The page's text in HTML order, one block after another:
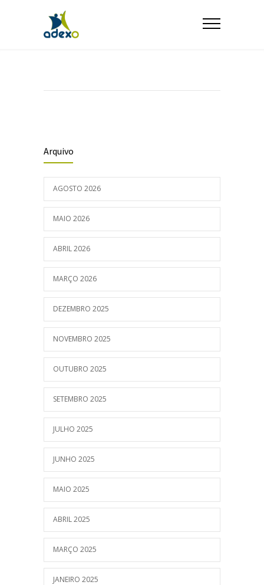
Arquivo
AGOSTO 2026
MAIO 2026
ABRIL 2026
MARÇO 2026
DEZEMBRO 2025
NOVEMBRO 2025
OUTUBRO 2025
SETEMBRO 2025
JULHO 2025
JUNHO 2025
MAIO 2025
ABRIL 2025
MARÇO 2025
JANEIRO 2025